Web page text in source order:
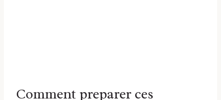
Comment preparer ces